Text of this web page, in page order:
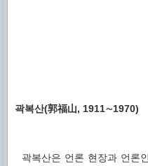
곽복산(郭福山, 1911∼1970)
곽복산은 언론 현장과 언론